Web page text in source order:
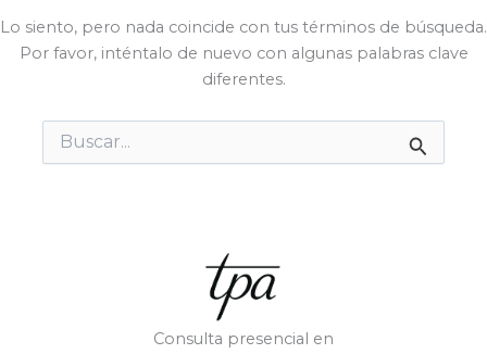
Lo siento, pero nada coincide con tus términos de búsqueda.
Por favor, inténtalo de nuevo con algunas palabras clave
diferentes.
Buscar
por:
Consulta presencial en